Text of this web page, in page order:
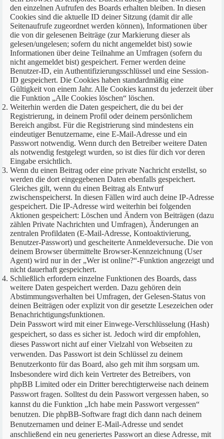
den einzelnen Aufrufen des Boards erhalten bleiben. In diesen
Cookies sind die aktuelle ID deiner Sitzung (damit dir alle
Seitenaufrufe zugeordnet werden können), Informationen über
die von dir gelesenen Beiträge (zur Markierung dieser als
gelesen/ungelesen; sofern du nicht angemeldet bist) sowie
Informationen über deine Teilnahme an Umfragen (sofern du
nicht angemeldet bist) gespeichert. Ferner werden deine
Benutzer-ID, ein Authentifizierungsschlüssel und eine Session-
ID gespeichert. Die Cookies haben standardmäßig eine
Gültigkeit von einem Jahr. Alle Cookies kannst du jederzeit über
die Funktion „Alle Cookies löschen“ löschen.
Weiterhin werden die Daten gespeichert, die du bei der
Registrierung, in deinem Profil oder deinem persönlichem
Bereich angibst. Für die Registrierung sind mindestens ein
eindeutiger Benutzername, eine E-Mail-Adresse und ein
Passwort notwendig. Wenn durch den Betreiber weitere Daten
als notwendig festgelegt wurden, so ist dies für dich vor deren
Eingabe ersichtlich.
Wenn du einen Beitrag oder eine private Nachricht erstellst, so
werden die dort eingegebenen Daten ebenfalls gespeichert.
Gleiches gilt, wenn du einen Beitrag als Entwurf
zwischenspeicherst. In diesen Fällen wird auch deine IP-Adresse
gespeichert. Die IP-Adresse wird weiterhin bei folgenden
Aktionen gespeichert: Löschen und Ändern von Beiträgen (dazu
zählen Private Nachrichten und Umfragen), Änderungen an
zentralen Profildaten (E-Mail-Adresse, Kontoaktivierung,
Benutzer-Passwort) und gescheiterte Anmeldeversuche. Die von
deinem Browser übermittelte Browser-Kennzeichnung (User
Agent) wird nur in der „Wer ist online?“-Funktion angezeigt und
nicht dauerhaft gespeichert.
Schließlich erfordern einzelne Funktionen des Boards, dass
weitere Daten gespeichert werden. Dazu gehören dein
Abstimmungsverhalten bei Umfragen, der Gelesen-Status von
deinen Beiträgen oder explizit von dir gesetzte Lesezeichen oder
Benachrichtigungsfunktionen.
Dein Passwort wird mit einer Einwege-Verschlüsselung (Hash)
gespeichert, so dass es sicher ist. Jedoch wird dir empfohlen,
dieses Passwort nicht auf einer Vielzahl von Webseiten zu
verwenden. Das Passwort ist dein Schlüssel zu deinem
Benutzerkonto für das Board, also geh mit ihm sorgsam um.
Insbesondere wird dich kein Vertreter des Betreibers, von
phpBB Limited oder ein Dritter berechtigterweise nach deinem
Passwort fragen. Solltest du dein Passwort vergessen haben, so
kannst du die Funktion „Ich habe mein Passwort vergessen“
benutzen. Die phpBB-Software fragt dich dann nach deinem
Benutzernamen und deiner E-Mail-Adresse und sendet
anschließend ein neu generiertes Passwort an diese Adresse, mit